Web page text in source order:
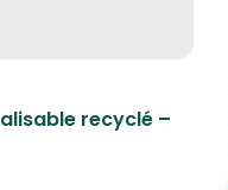
recyclé –